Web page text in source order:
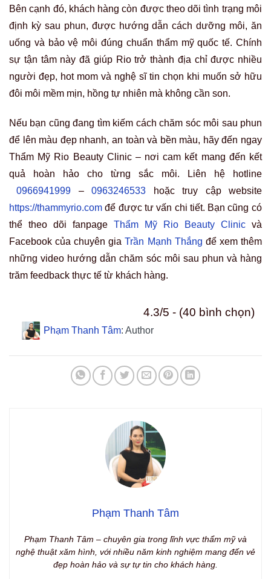
Bên cạnh đó, khách hàng còn được theo dõi tình trạng môi
định kỳ sau phun, được hướng dẫn cách dưỡng môi, ăn
uống và bảo vệ môi đúng chuẩn thẩm mỹ quốc tế. Chính
sự tận tâm này đã giúp Rio trở thành địa chỉ được nhiều
người đẹp, hot mom và nghệ sĩ tin chọn khi muốn sở hữu
đôi môi mềm mịn, hồng tự nhiên mà không cần son.
Nếu bạn cũng đang tìm kiếm cách chăm sóc môi sau phun
để lên màu đẹp nhanh, an toàn và bền màu, hãy đến ngay
Thẩm Mỹ Rio Beauty Clinic – nơi cam kết mang đến kết
quả hoàn hảo cho từng sắc môi. Liên hệ hotline
0966941999 –0963246533 hoặc truy cập website
https://thammyrio.com để được tư vấn chi tiết. Bạn cũng có
thể theo dõi fanpage Thẩm Mỹ Rio Beauty Clinic và
Facebook của chuyên gia Trần Mạnh Thắng để xem thêm
những video hướng dẫn chăm sóc môi sau phun và hàng
trăm feedback thực tế từ khách hàng.
4.3/5 - (40 bình chọn)
Phạm Thanh Tâm: Author
Phạm Thanh Tâm
Phạm Thanh Tâm – chuyên gia trong lĩnh vực thẩm mỹ và
nghệ thuật xăm hình, với nhiều năm kinh nghiệm mang đến vẻ
đẹp hoàn hảo và sự tự tin cho khách hàng.